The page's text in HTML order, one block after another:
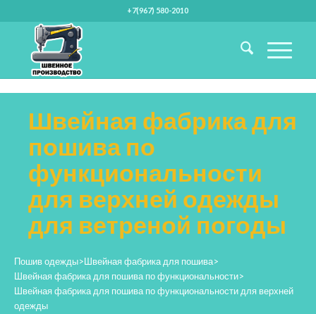
+7(967) 580-2010
Швейная фабрика для
пошива по
функциональности
для верхней одежды
для ветреной погоды
Пошив одежды>Швейная фабрика для пошива>
Швейная фабрика для пошива по функциональности>
Швейная фабрика для пошива по функциональности для верхней
одежды